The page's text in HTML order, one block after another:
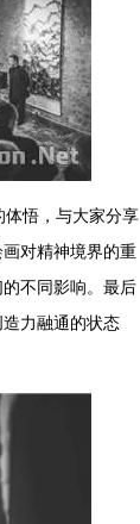
悟，与大家分享
对精神境界的重
不同影响。最后
力融通的状态